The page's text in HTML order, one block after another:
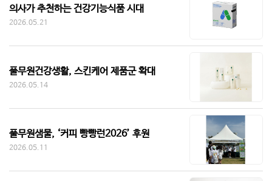
의사가 추천하는 건강기능식품 시대
2026.05.21
풀무원건강생활, 스킨케어 제품군 확대
2026.05.14
풀무원샘물, ‘커피 빵빵런2026’ 후원
2026.05.11